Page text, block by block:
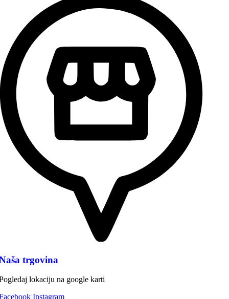
trgovina
lokaciju na google karti
Instagram